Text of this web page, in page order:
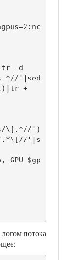
-d
'|sed
+
потока